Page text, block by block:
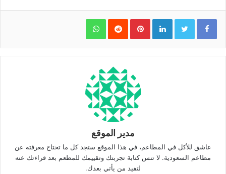
LinkedIn
Pinterest
WhatsApp
مدير الموقع
عاشق للأكل في المطاعم، في هذا الموقع ستجد كل ما تحتاج معرفته عن
مطاعم السعودية. لا تنس كتابة تجربتك وتقييمك للمطعم بعد قراءتك عنه
لتفيد من يأتي بعدك.